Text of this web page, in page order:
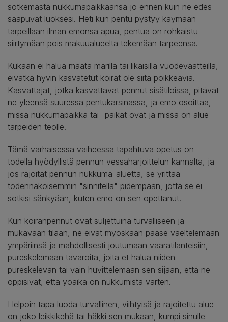
sotkemasta nukkumapaikkaansa jo ennen kuin ne edes
saapuvat luoksesi. Heti kun pentu pystyy käymään
tarpeillaan ilman emonsa apua, pentua on rohkaistu
siirtymään pois makuualueelta tekemään tarpeensa.
Kukaan ei halua maata märillä tai likaisilla vuodevaatteilla,
eivätkä hyvin kasvatetut koirat ole siitä poikkeavia.
Kasvattajat, jotka kasvattavat pennut sisätiloissa, pitävät
ne yleensä suuressa pentukarsinassa, ja emo osoittaa,
missä nukkumapaikka tai -paikat ovat ja missä on alue
tarpeiden teolle.
Tämä varhaisessa vaiheessa tapahtuva opetus on
todella hyödyllistä pennun vessaharjoittelun kannalta, ja
jos rajoitat pennun nukkuma-aluetta, se yrittää
todennäköisemmin "sinnitellä" pidempään, jotta se ei
sotkisi sänkyään, kuten emo on sen opettanut.
Kun koiranpennut ovat suljettuina turvalliseen ja
mukavaan tilaan, ne eivät myöskään pääse vaeltelemaan
ympäriinsä ja mahdollisesti joutumaan vaaratilanteisiin,
pureskelemaan tavaroita, joita et halua niiden
pureskelevan tai vain huvittelemaan sen sijaan, että ne
oppisivat, että yöaika on nukkumista varten.
Helpoin tapa luoda turvallinen, viihtyisä ja rajoitettu alue
on joko leikkikehä tai häkki sen mukaan, kumpi sinulle